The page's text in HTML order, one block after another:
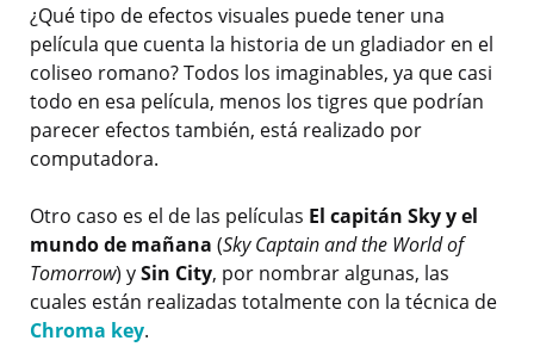
¿Qué tipo de efectos visuales puede tener una
película que cuenta la historia de un gladiador en el
coliseo romano? Todos los imaginables, ya que casi
todo en esa película, menos los tigres que podrían
parecer efectos también, está realizado por
computadora.
Otro caso es el de las películas El capitán Sky y el
mundo de mañana (Sky Captain and the World of
Tomorrow) ySin City, por nombrar algunas, las
cuales están realizadas totalmente con la técnica de
Chroma key.